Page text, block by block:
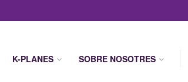
K-PLANES SOBRE NOSOTRES